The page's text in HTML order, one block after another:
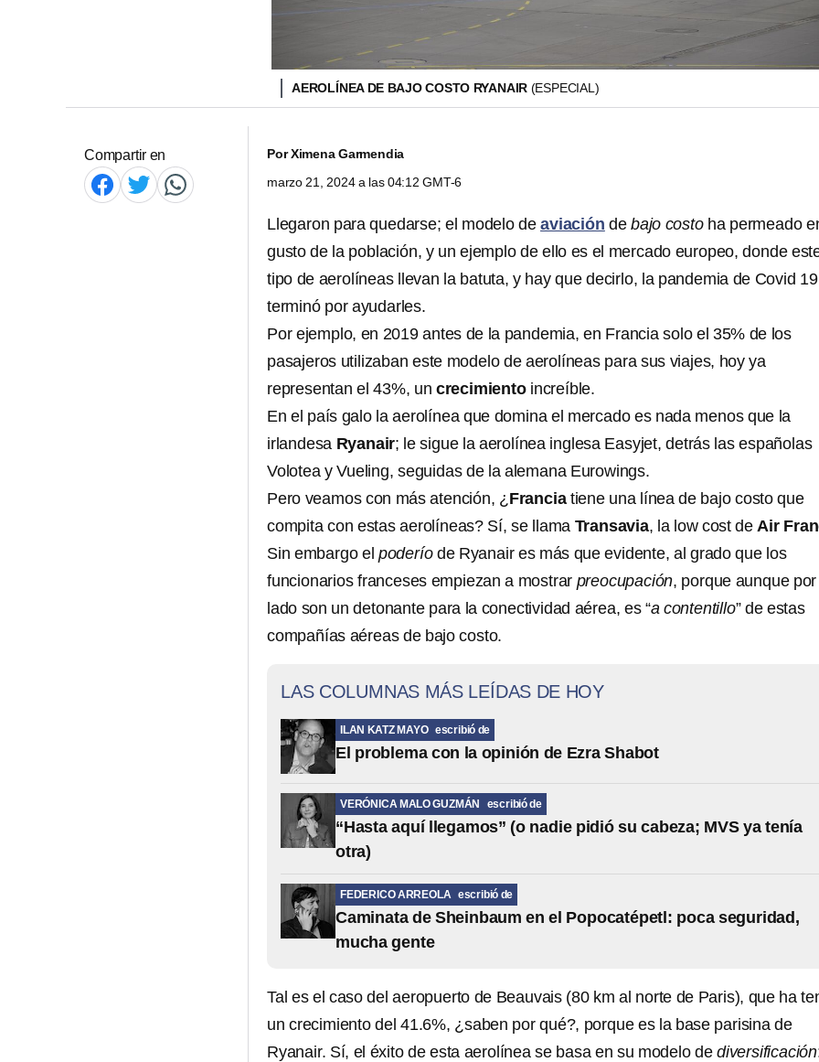
AEROLÍNEA DE BAJO COSTO RYANAIR (ESPECIAL)
Compartir en PorXimena Garmendia
marzo 21, 2024 a las 04:12 GMT-6
Llegaron para quedarse; el modelo deaviación debajo costo ha permeado
gusto de la población, y un ejemplo de ello es el mercado europeo, donde
tipo de aerolíneas llevan la batuta, y hay que decirlo, la pandemia de Covid 19
terminó por ayudarles.
Por ejemplo, en 2019 antes de la pandemia, en Francia solo el 35% de los
pasajeros utilizaban este modelo de aerolíneas para sus viajes, hoy ya
representan el 43%, un crecimiento increíble.
En el país galo la aerolínea que domina el mercado es nada menos que la
irlandesa Ryanair; le sigue la aerolínea inglesa Easyjet, detrás las españolas
Volotea y Vueling, seguidas de la alemana Eurowings.
Pero veamos con más atención, ¿Francia tiene una línea de bajo costo que
compita con estas aerolíneas? Sí, se llama Transavia, la low cost deAir
Sin embargo el poderío de Ryanair es más que evidente, al grado que los
funcionarios franceses empiezan a mostrar preocupación, porque aunque
lado son un detonante para la conectividad aérea, es “a contentillo” de estas
compañías aéreas de bajo costo.
LAS COLUMNAS MÁS LEÍDAS DE HOY
ILAN KATZ MAYO escribió de
El problema con la opinión de Ezra Shabot
VERÓNICA MALO GUZMÁN escribió de
“Hasta aquí llegamos” (o nadie pidió su cabeza; MVS ya tenía
otra)
FEDERICO ARREOLA escribió de
Caminata de Sheinbaum en el Popocatépetl: poca seguridad,
mucha gente
Tal es el caso del aeropuerto de Beauvais (80 km al norte de Paris), que ha
un crecimiento del 41.6%, ¿saben por qué?, porque es la base parisina de
Ryanair. Sí, el éxito de esta aerolínea se basa en su modelo de diversificación